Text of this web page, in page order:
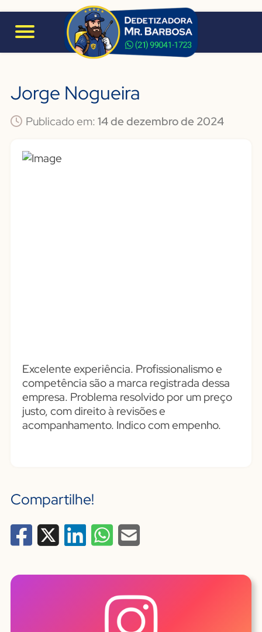
Jorge Nogueira
Publicado em:14 de dezembro de 2024
Excelente experiência. Profissionalismo e
competência são a marca registrada dessa
empresa. Problema resolvido por um preço
justo, com direito à revisões e
acompanhamento. Indico com empenho.
Compartilhe!